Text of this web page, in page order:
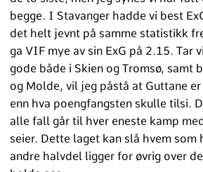
begge. I Stavanger hadde vi best
det helt jevnt på samme statistikk
ga VIF mye av sin ExG på 2.15. Tar
gode både i Skien og Tromsø, samt
og Molde, vil jeg påstå at Guttane
enn hva poengfangsten skulle tilsi.
alle fall går til hver eneste kamp
seier. Dette laget kan slå hvem som
andre halvdel ligger for øvrig over